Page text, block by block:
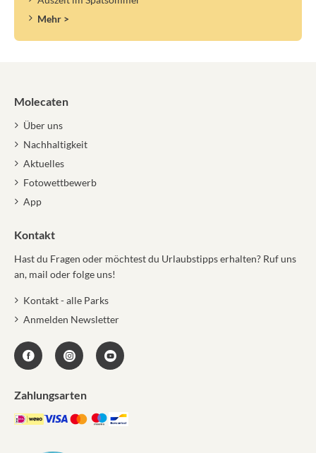
Mehr >
Molecaten
Über uns
Nachhaltigkeit
Aktuelles
Fotowettbewerb
App
Kontakt
Hast du Fragen oder möchtest du Urlaubstipps erhalten? Ruf uns
an, mail oder folge uns!
Kontakt - alle Parks
Anmelden Newsletter
Zahlungsarten